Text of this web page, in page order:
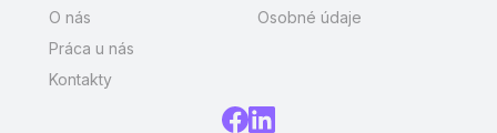
O nás
Práca u nás
Kontakty
Osobné údaje